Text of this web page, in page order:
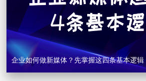
企业如何做新媒体？先掌握这四条基本逻辑